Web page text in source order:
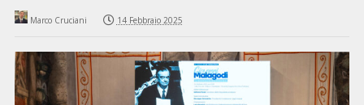
Marco Cruciani 14 Febbraio 2025